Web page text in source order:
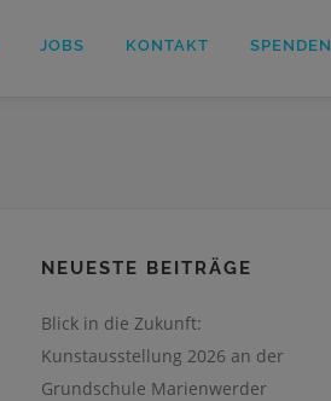
JOBS KONTAKT SPENDEN
NEUESTE BEITRÄGE
Blick in die Zukunft:
Kunstausstellung 2026 an der
Grundschule Marienwerder